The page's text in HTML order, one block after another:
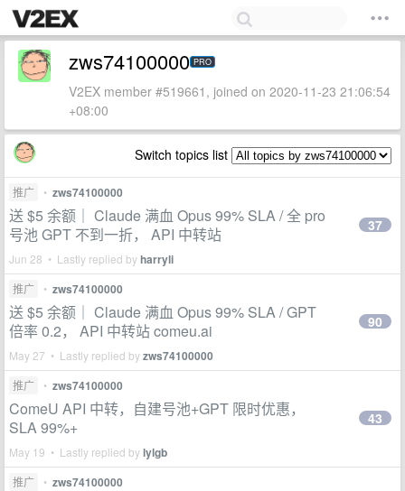
zws74100000 PRO
V2EX member #519661, joined on 2020-11-23 21:06:54
+08:00
Switch topics list
推广 • zws74100000
送 $5 余额｜ Claude 满血 Opus 99% SLA / 全 pro
号池 GPT 不到一折， API 中转站
Jun 28 • Lastly replied byharryli
37
推广 • zws74100000
送 $5 余额｜ Claude 满血 Opus 99% SLA / GPT
倍率 0.2， API 中转站 comeu.ai
May 27 • Lastly replied byzws74100000
90
推广 • zws74100000
ComeU API 中转，自建号池+GPT 限时优惠，
SLA 99%+
May 19 • Lastly replied bylylgb
43
推广 • zws74100000